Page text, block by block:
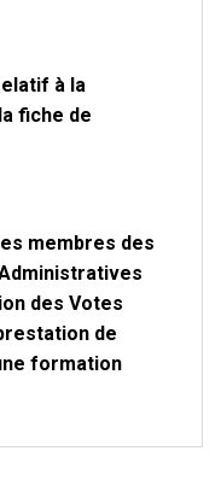
à la
fiche de
membres des
des Votes
de
formation